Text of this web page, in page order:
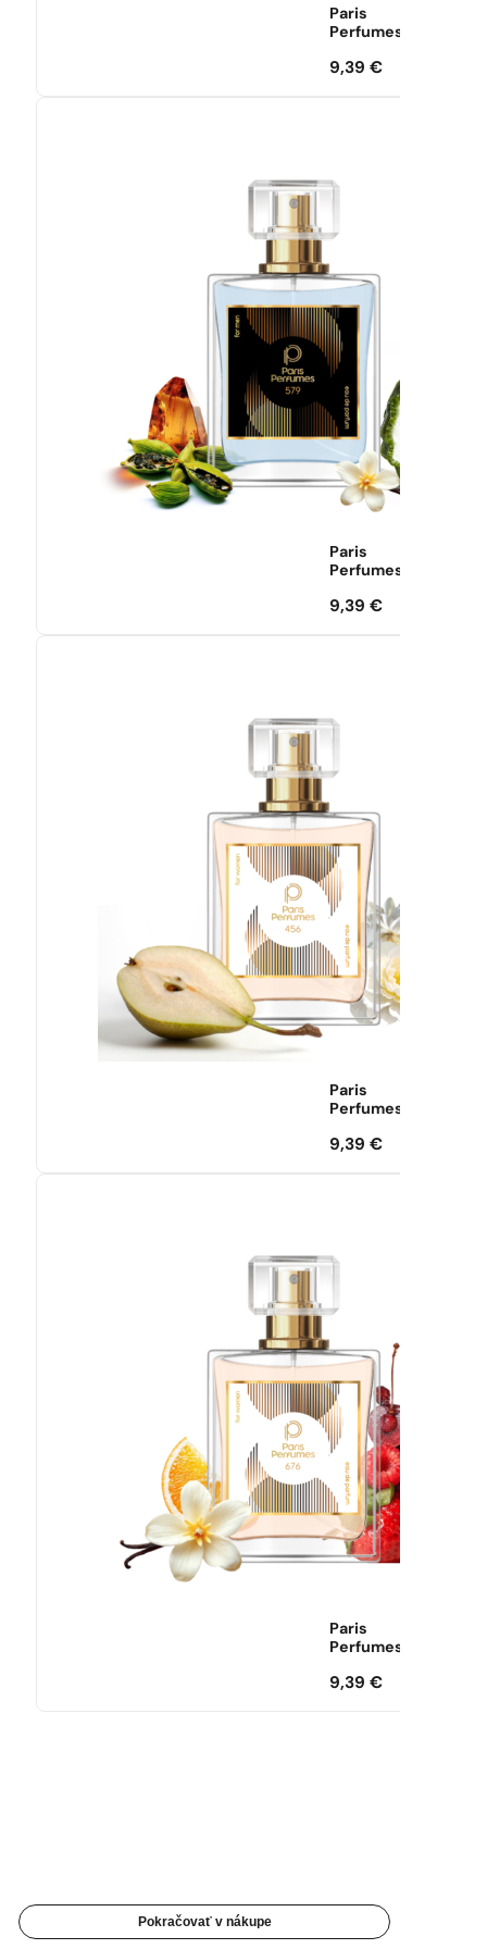
Paris
Perfumes
9,39€
Paris
Perfumes
9,39€
Paris
Perfumes
9,39€
Paris
Perfumes
9,39€
Pokračovať v nákupe